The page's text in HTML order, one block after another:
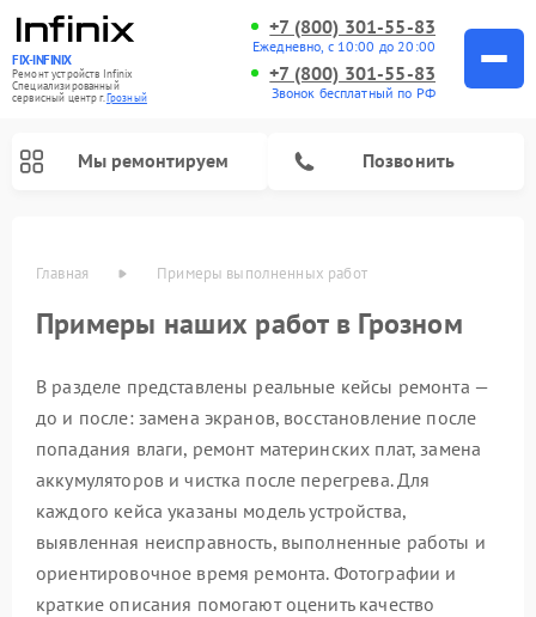
FIX-INFINIX
Ремонт устройств Infinix
Специализированный
cервисный центр г.Грозный
+7 (800) 301-55-83
Ежедневно, с 10:00 до 20:00
+7 (800) 301-55-83
Звонок бесплатный по РФ
Мы ремонтируем Позвонить
Главная Примеры выполненных работ
Примеры наших работ в Грозном
В разделе представлены реальные кейсы ремонта —
до и после: замена экранов, восстановление после
попадания влаги, ремонт материнских плат, замена
аккумуляторов и чистка после перегрева. Для
каждого кейса указаны модель устройства,
выявленная неисправность, выполненные работы и
ориентировочное время ремонта. Фотографии и
краткие описания помогают оценить качество